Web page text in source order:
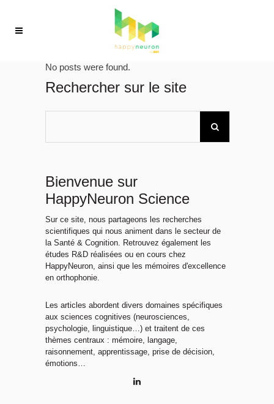
No posts were found.
Rechercher sur le site
Bienvenue sur
HappyNeuron Science
Sur ce site, nous partageons les recherches
scientifiques qui nous animent dans le secteur de
la Santé & Cognition. Retrouvez également les
études R&D réalisées ou en cours chez
HappyNeuron, ainsi que les mémoires d'excellence
en orthophonie.
Les articles abordent divers domaines spécifiques
aux sciences cognitives (neurosciences,
psychologie, linguistique…) et traitent de ces
thèmes centraux : mémoire, langage,
raisonnement, apprentissage, prise de décision,
émotions…